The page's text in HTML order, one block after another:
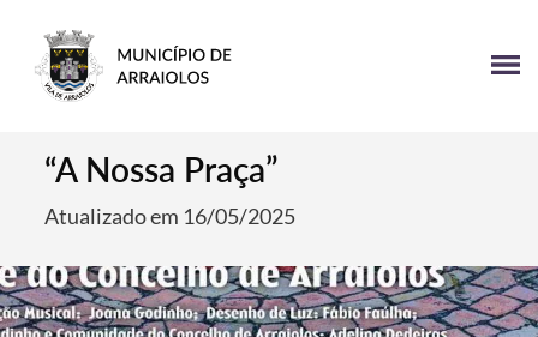
“A Nossa Praça”
Atualizado em 16/05/2025